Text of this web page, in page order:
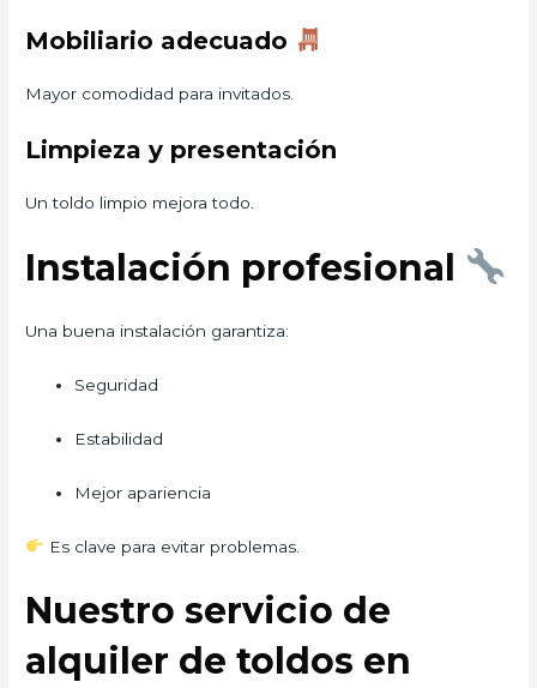
Mobiliario adecuado
Mayor comodidad para invitados.
Limpieza y presentación
Un toldo limpio mejora todo.
Instalación profesional
Una buena instalación garantiza:
Seguridad
Estabilidad
Mejor apariencia
Es clave para evitar problemas.
Nuestro servicio de
alquiler de toldos en